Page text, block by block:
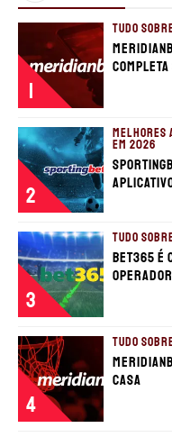
1
TUDO
2
MELHORES
EM 2026
3
TUDO
bet365 é
4
TUDO
casa